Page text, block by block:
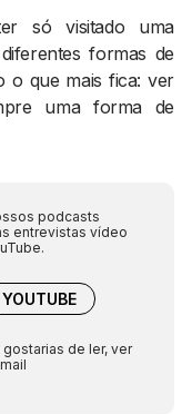
só visitado uma
formas de
o que mais fica: ver
uma forma de
podcasts
entrevistas vídeo
YOUTUBE
de ler, ver